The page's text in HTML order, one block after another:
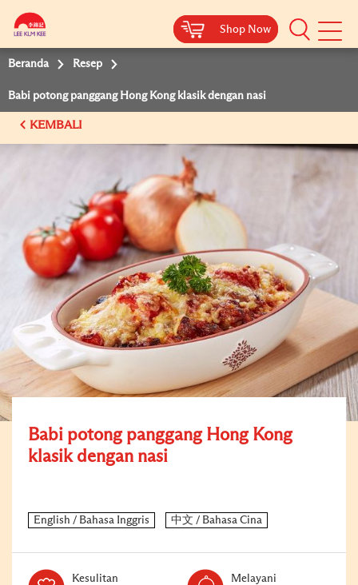
Shop Now
Shop Now
Beranda Resep
Babi potong panggang Hong Kong klasik dengan nasi
KEMBALI
Babi potong panggang Hong Kong
klasik dengan nasi
Kesulitan Melayani